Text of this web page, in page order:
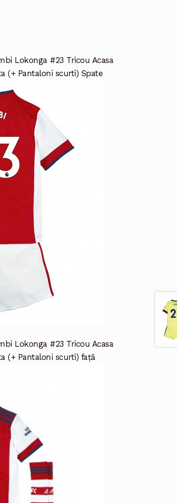
Lokonga #23 Tricou Acasa
(+ Pantaloni scurti) Spate
Lokonga #23 Tricou Acasa
(+ Pantaloni scurti) față